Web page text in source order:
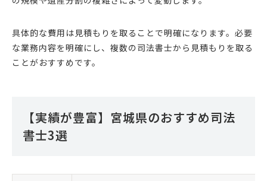
具体的な費用は見積もりを取ることで明確になります。必要
な業務内容を明確にし、複数の司法書士から見積もりを取る
ことがおすすめです。
【実績が豊富】宮城県のおすすめ司法
書士3選